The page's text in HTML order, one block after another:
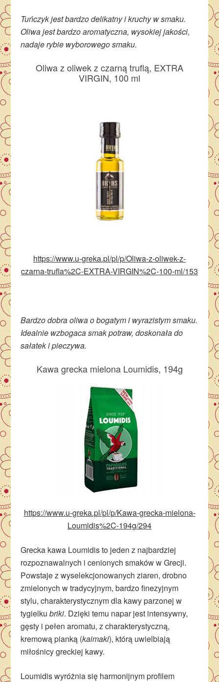
Tuńczyk jest bardzo delikatny i kruchy w smaku.
Oliwa jest bardzo aromatyczna, wysokiej jakości,
nadaje rybie wyborowego smaku.
Oliwa z oliwek z czarną truflą, EXTRA
VIRGIN, 100 ml
https://www.u-greka.pl/pl/p/Oliwa-z-oliwek-z-
czarna-trufla%2C-EXTRA-VIRGIN%2C-100-ml/153
Bardzo dobra oliwa o bogatym i wyrazistym smaku.
Idealnie wzbogaca smak potraw, doskonała do
sałatek i pieczywa.
Kawa grecka mielona Loumidis, 194g
https://www.u-greka.pl/pl/p/Kawa-grecka-mielona-
Loumidis%2C-194g/294
Grecka kawa Loumidis to jeden z najbardziej
rozpoznawalnych i cenionych smaków w Grecji.
Powstaje z wyselekcjonowanych ziaren, drobno
zmielonych w tradycyjnym, bardzo finezyjnym
stylu, charakterystycznym dla kawy parzonej w
tygielkubriki. Dzięki temu napar jest intensywny,
gęsty i pełen aromatu, z charakterystyczną,
kremową pianką (kaimaki), którą uwielbiają
miłośnicy greckiej kawy.
Loumidis wyróżnia się harmonijnym profilem